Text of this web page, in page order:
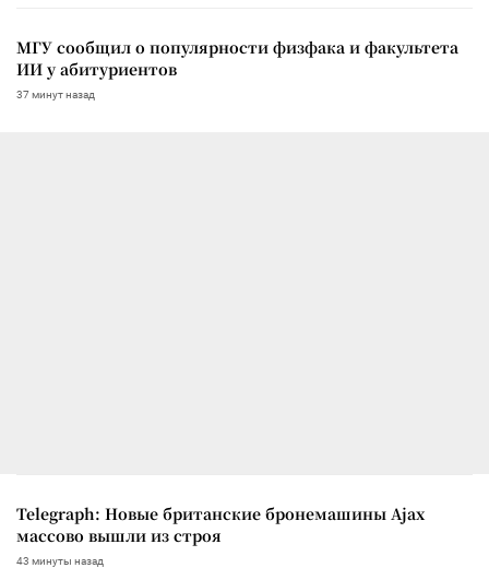
МГУ сообщил о популярности физфака и факультета
ИИ у абитуриентов
37 минут назад
Telegraph: Новые британские бронемашины Ajax
массово вышли из строя
43 минуты назад